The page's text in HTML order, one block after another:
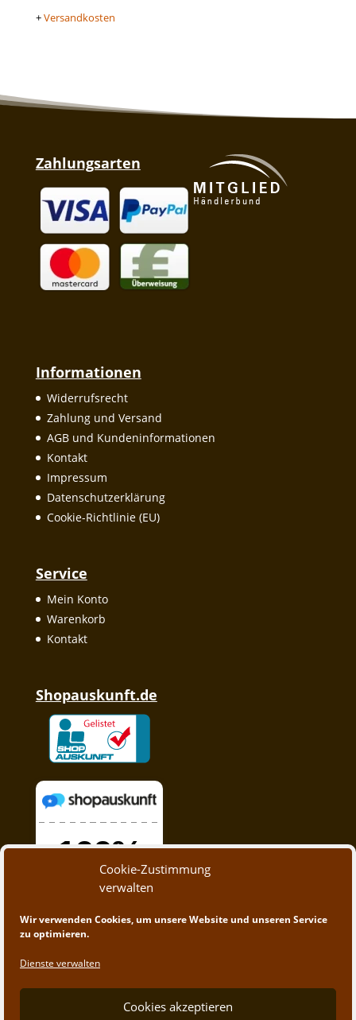
Cookie-Zustimmung
verwalten
Wir verwenden Cookies, um unsere Website und unseren Service
zu optimieren.
Dienste verwalten
Cookies akzeptieren
+Versandkosten
Zahlungsarten
Informationen
Widerrufsrecht
Zahlung und Versand
AGB und Kundeninformationen
Kontakt
Impressum
Datenschutzerklärung
Cookie-Richtlinie (EU)
Service
Mein Konto
Warenkorb
Kontakt
Shopauskunft.de